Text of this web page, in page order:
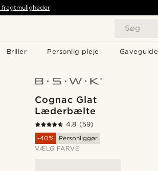
Søg
Briller Personlig pleje Gaveguide
fragtmuligheder
Cognac Glat
Læderbælte
4.8 (59)
-40%
Personliggør
VÆLG FARVE